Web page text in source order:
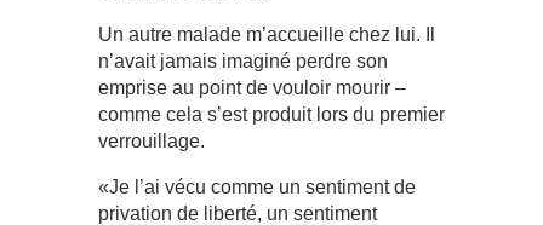
Un autre malade m’accueille chez lui. Il
n’avait jamais imaginé perdre son
emprise au point de vouloir mourir –
comme cela s’est produit lors du premier
verrouillage.
«Je l’ai vécu comme un sentiment de
privation de liberté, un sentiment